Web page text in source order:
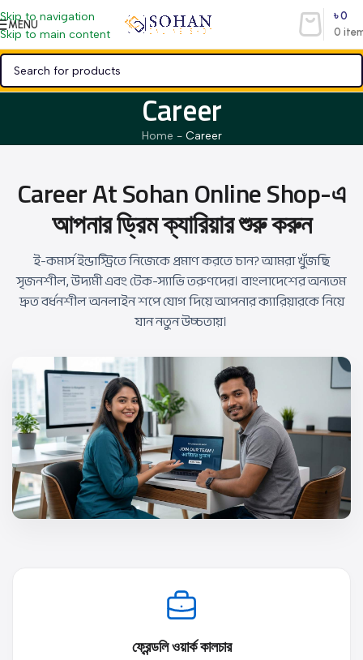
Skip to navigation
Skip to main content
MENU
0
৳0
Career
Home - Career
Career At Sohan Online Shop-এ
আপনার ড্রিম ক্যারিয়ার শুরু করুন
ই-কমার্স ইন্ডাস্ট্রিতে নিজেকে প্রমাণ করতে চান? আমরা খুঁজছি
সৃজনশীল, উদ্যমী এবং টেক-স্যাভি তরুণদের। বাংলাদেশের অন্যতম
দ্রুত বর্ধনশীল অনলাইন শপে যোগ দিয়ে আপনার ক্যারিয়ারকে নিয়ে
যান নতুন উচ্চতায়।
ফ্রেন্ডলি ওয়ার্ক কালচার